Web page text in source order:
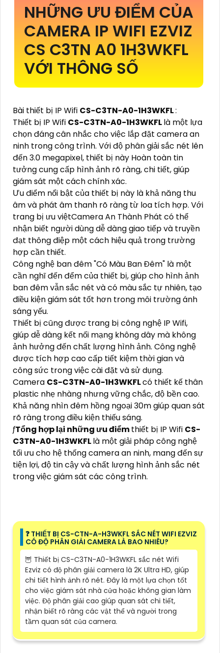
NHỮNG ƯU ĐIỂM CỦA
CAMERA IP WIFI EZVIZ
CS C3TN A0 1H3WKFL
VỚI THÔNG SỐ
Bài thiết bị IP Wifi CS-C3TN-A0-1H3WKFL:
Thiết bị IP Wifi CS-C3TN-A0-1H3WKFLlà một lựa
chọn đáng cân nhắc cho việc lắp đặt camera an
ninh trong công trình. Với độ phân giải sắc nét lên
đến 3.0 megapixel, thiết bị này Hoàn toàn tin
tưởng cung cấp hình ảnh rõ ràng, chi tiết, giúp
giám sát một cách chính xác.
Ưu điểm nổi bật của thiết bị này là khả năng thu
âm và phát âm thanh rõ ràng từ loa tích hợp. Với
trang bị ưu việtCamera An Thành Phát có thể
nhận biết người dùng dễ dàng giao tiếp và truyền
đạt thông điệp một cách hiệu quả trong trường
hợp cần thiết.
Công nghệ ban đêm "Có Màu Ban Đêm" là một
cần nghĩ đến đểm của thiết bị, giúp cho hình ảnh
ban đêm vẫn sắc nét và có màu sắc tự nhiên, tạo
điều kiện giám sát tốt hơn trong môi trường ánh
sáng yếu.
Thiết bị cũng được trang bị công nghệ IP Wifi,
giúp dễ dàng kết nối mạng không dây mà không
ảnh hưởng đến chất lượng hình ảnh. Công nghệ
được tích hợp cao cấp tiết kiệm thời gian và
công sức trong việc cài đặt và sử dụng.
Camera CS-C3TN-A0-1H3WKFLcó thiết kế thân
plastic nhẹ nhàng nhưng vững chắc, độ bền cao.
Khả năng nhìn đêm hồng ngoại 30m giúp quan sát
rõ ràng trong điều kiện thiếu sáng.
ƒTổng hợp lại những ưu điểmthiết bị IP Wifi CS-
C3TN-A0-1H3WKFLlà một giải pháp công nghệ
tối ưu cho hệ thống camera an ninh, mang đến sự
tiện lợi, độ tin cậy và chất lượng hình ảnh sắc nét
trong việc giám sát các công trình.
❓ THIẾT BỊ CS-CTN-A-H3WKFL SẮC NÉT WIFI EZVIZ
CÓ ĐỘ PHÂN GIẢI CAMERA LÀ BAO NHIÊU?
🦉 Thiết bị CS-C3TN-A0-1H3WKFL sắc nét Wifi
Ezviz có độ phân giải camera là 2K Ultra HD, giúp
chi tiết hình ảnh rõ nét. Đây là một lựa chọn tốt
cho việc giám sát nhà cửa hoặc không gian làm
việc. Độ phân giải cao giúp quan sát chi tiết,
nhận biết rõ ràng các vật thể và người trong
tầm quan sát của camera.